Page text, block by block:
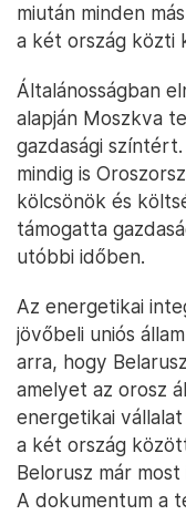
miután minden
a két ország közti
Általánosságban
alapján Moszkva
gazdasági
mindig is
kölcsönök és
támogatta
utóbbi időben.
Az energetikai
jövőbeli uniós
arra, hogy
amelyet az orosz
energetikai
a két ország
Belorusz már
A dokumentum a